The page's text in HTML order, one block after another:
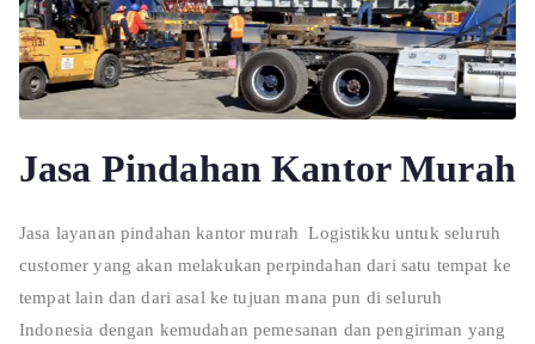
Jasa Pindahan Kantor Murah
Jasa layanan pindahan kantor murah Logistikku untuk seluruh
customer yang akan melakukan perpindahan dari satu tempat ke
tempat lain dan dari asal ke tujuan mana pun di seluruh
Indonesia dengan kemudahan pemesanan dan pengiriman yang